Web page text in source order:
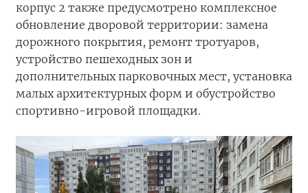
корпус 2 также предусмотрено комплексное
обновление дворовой территории: замена
дорожного покрытия, ремонт тротуаров,
устройство пешеходных зон и
дополнительных парковочных мест, установка
малых архитектурных форм и обустройство
спортивно-игровой площадки.